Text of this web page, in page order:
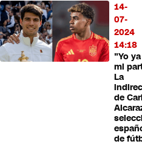
14-
07-
2024
14:18
"Yo
mi
La
de
de